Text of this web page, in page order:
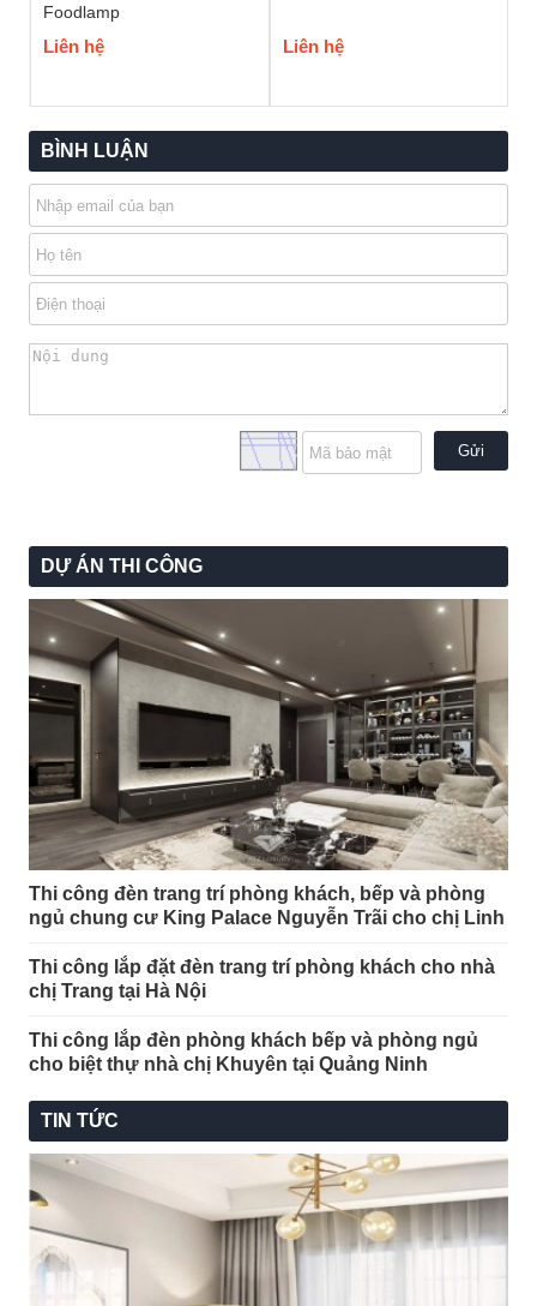
Foodlamp
Liên hệ Liên hệ
BÌNH LUẬN
Gửi
DỰ ÁN THI CÔNG
Thi công đèn trang trí phòng khách, bếp và phòng
ngủ chung cư King Palace Nguyễn Trãi cho chị Linh
Thi công lắp đặt đèn trang trí phòng khách cho nhà
chị Trang tại Hà Nội
Thi công lắp đèn phòng khách bếp và phòng ngủ
cho biệt thự nhà chị Khuyên tại Quảng Ninh
TIN TỨC